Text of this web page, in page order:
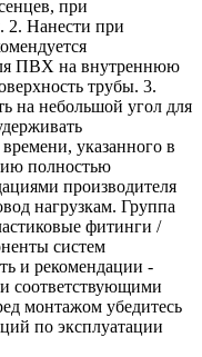
при
2. Нанести при
ПВХ на внутреннюю
трубы. 3.
на небольшой угол для
указанного в
полностью
производителя
нагрузкам. Группа
фитинги /
систем
и рекомендации -
соответствующими
монтажом убедитесь
по эксплуатации